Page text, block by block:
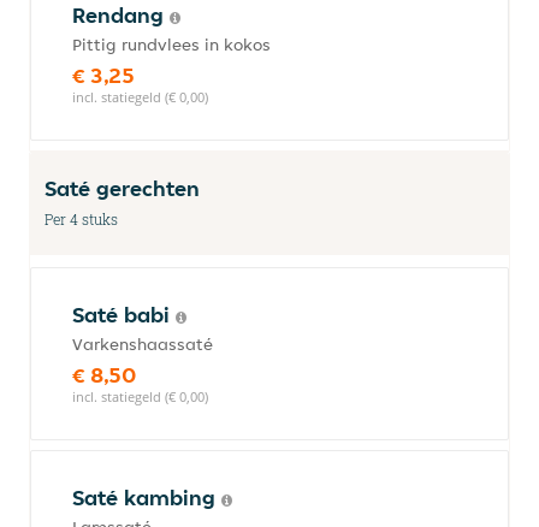
Rendang
Pittig rundvlees in kokos
€ 3,25
incl. statiegeld (€ 0,00)
Saté gerechten
Per 4 stuks
Saté babi
Varkenshaassaté
€ 8,50
incl. statiegeld (€ 0,00)
Saté kambing